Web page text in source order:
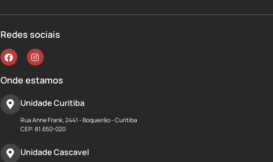
Redes sociais
Onde estamos
Unidade Curitiba
Rua Anne Frank, 2441 - Boqueirão - Curitiba
CEP: 81.650-020
Unidade Cascavel